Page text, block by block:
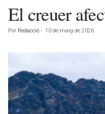
El creuer
Por Redacció - 10 de maig de 2026